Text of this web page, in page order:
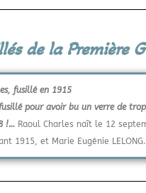
de la Première
fusillé en 1915
pour avoir bu un verre de
!… Raoul Charles naît le 12
1915, et Marie Eugénie